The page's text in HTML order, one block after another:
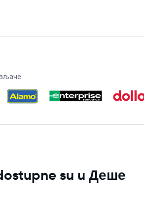
su u Деше